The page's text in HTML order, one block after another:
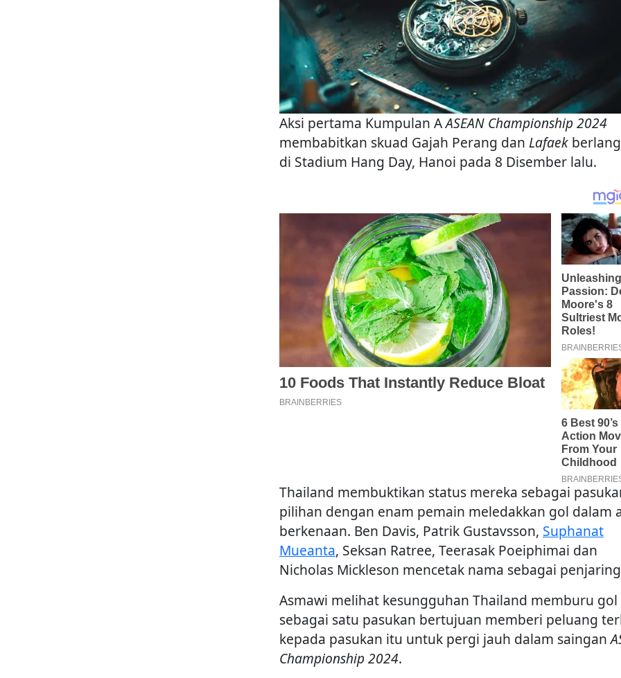
Aksi pertama Kumpulan AASEAN Championship 2024
membabitkan skuad Gajah Perang dan Lafaek
di Stadium Hang Day, Hanoi pada 8 Disember lalu.
Thailand membuktikan status mereka sebagai
pilihan dengan enam pemain meledakkan gol dalam
berkenaan. Ben Davis, Patrik Gustavsson, Suphanat
Mueanta, Seksan Ratree, Teerasak Poeiphimai dan
Nicholas Mickleson mencetak nama sebagai
Asmawi melihat kesungguhan Thailand memburu gol
sebagai satu pasukan bertujuan memberi peluang
kepada pasukan itu untuk pergi jauh dalam saingan
Championship 2024.